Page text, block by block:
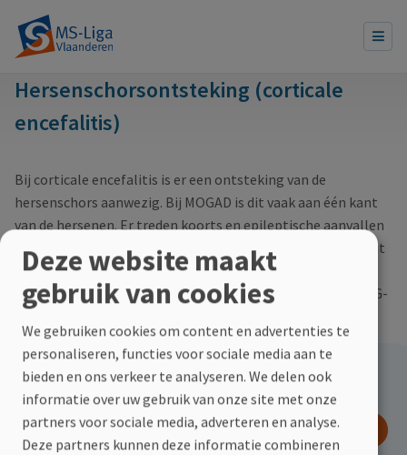
Hersenschorsontsteking (corticale
encefalitis)
Bij corticale encefalitis is er een ontsteking van de
hersenschors aanwezig. Bij MOGAD is dit vaak aan één kant
van de hersenen. Er treden koorts en epileptische aanvallen
op. Deze presentatievorm is ook wel bekend als FLAMES. Dit
betekent dat er op bepaalde MRI-beelden afwijkingen
gezien worden in de hersenschors, bij een patiënt met MOG-
zeldzame presentatie van MOGAD.
Hoe kan jij helpen?
DOE EEN GIFT
Deze website maakt
gebruik van cookies
We gebruiken cookies om content en advertenties te
personaliseren, functies voor sociale media aan te
bieden en ons verkeer te analyseren. We delen ook
informatie over uw gebruik van onze site met onze
partners voor sociale media, adverteren en analyse.
Deze partners kunnen deze informatie combineren